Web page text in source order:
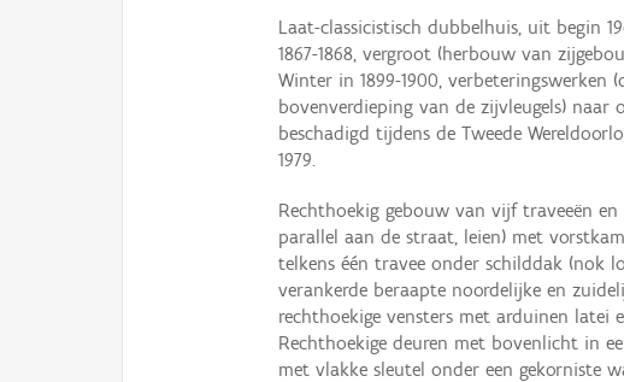
Laat-classicistisch dubbelhuis, uit begin
1867-1868, vergroot (herbouw van
Winter in 1899-1900, verbeteringswerken
bovenverdieping van de zijvleugels) naar
beschadigd tijdens de Tweede
1979.
Rechthoekig gebouw van vijf traveeën
parallel aan de straat, leien) met
telkens één travee onder schilddak (nok
verankerde beraapte noordelijke en
rechthoekige vensters met arduinen latei
Rechthoekige deuren met bovenlicht in
met vlakke sleutel onder een gekorniste